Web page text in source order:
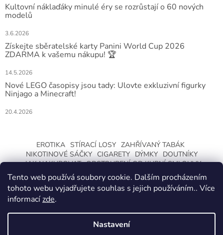
Tento web používá soubory cookie. Dalším procházením
tohoto webu vyjadřujete souhlas s jejich používáním.. Více
informacízde.
Nastavení
Kultovní náklaďáky minulé éry se rozrůstají o 60 nových
modelů
3.6.2026
Získejte sběratelské karty Panini World Cup 2026
ZDARMA k vašemu nákupu! 🏆
14.5.2026
Nové LEGO časopisy jsou tady: Ulovte exkluzivní figurky
Ninjago a Minecraft!
20.4.2026
EROTIKA STÍRACÍ LOSY ZAHŘÍVANÝ TABÁK
NIKOTINOVÉ SÁČKY CIGARETY DÝMKY
DOUTNÍKY
JAK NAKUPOVAT ODSTOUPENÍ OD KUPNÍ SMLOUVY
Vytvořil Shoptet